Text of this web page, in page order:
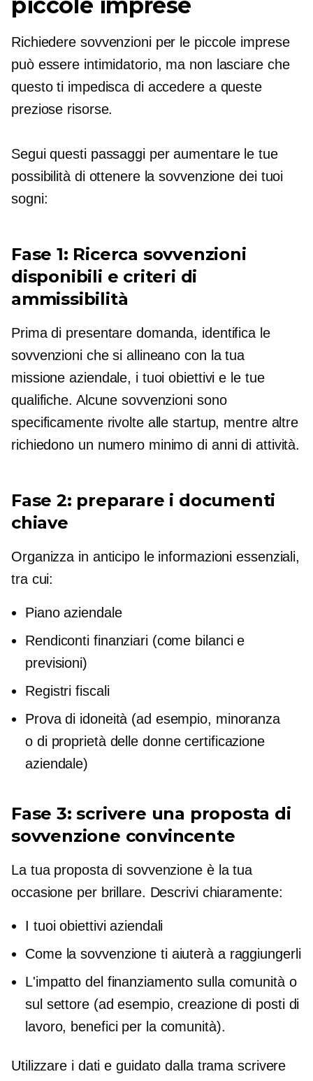
Richiedere sovvenzioni per le piccole imprese
può essere intimidatorio, ma non lasciare che
questo ti impedisca di accedere a queste
preziose risorse.
Segui questi passaggi per aumentare le tue
possibilità di ottenere la sovvenzione dei tuoi
sogni:
Fase 1: Ricerca sovvenzioni
disponibili e criteri di
ammissibilità
Prima di presentare domanda, identifica le
sovvenzioni che si allineano con la tua
missione aziendale, i tuoi obiettivi e le tue
qualifiche. Alcune sovvenzioni sono
specificamente rivolte alle startup, mentre altre
richiedono un numero minimo di anni di attività.
Fase 2: preparare i documenti
chiave
Organizza in anticipo le informazioni essenziali,
tra cui:
Piano aziendale
Rendiconti finanziari (come bilanci e
previsioni)
Registri fiscali
Prova di idoneità (ad esempio, minoranza
o di proprietà delle donnecertificazione
aziendale)
Fase 3: scrivere una proposta di
sovvenzione convincente
La tua proposta di sovvenzione è la tua
occasione per brillare. Descrivi chiaramente:
I tuoi obiettivi aziendali
Come la sovvenzione ti aiuterà a raggiungerli
L'impatto del finanziamento sulla comunità o
sul settore (ad esempio, creazione di posti di
lavoro, benefici per la comunità).
Utilizzare i dati e guidato dalla trama scrivere